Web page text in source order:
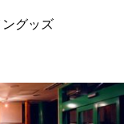
グッズ